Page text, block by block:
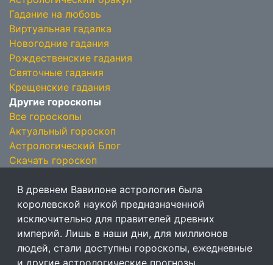
Гадание на любовь
Виртуальная гадалка
Новогодние гадания
Рождественские гадания
Святочные гадания
Крещенские гадания
Другие гороскопы
Все гороскопы
Актуальный гороскоп
Астрологический Блог
Скачать гороскоп
В древнем Вавилоне астрология была
королевской наукой предназначенной
исключительно для правителей древних
империй. Лишь в наши дни, для миллионов
людей, стали доступны гороскопы, ежедневные
и другие астрологические прогнозы